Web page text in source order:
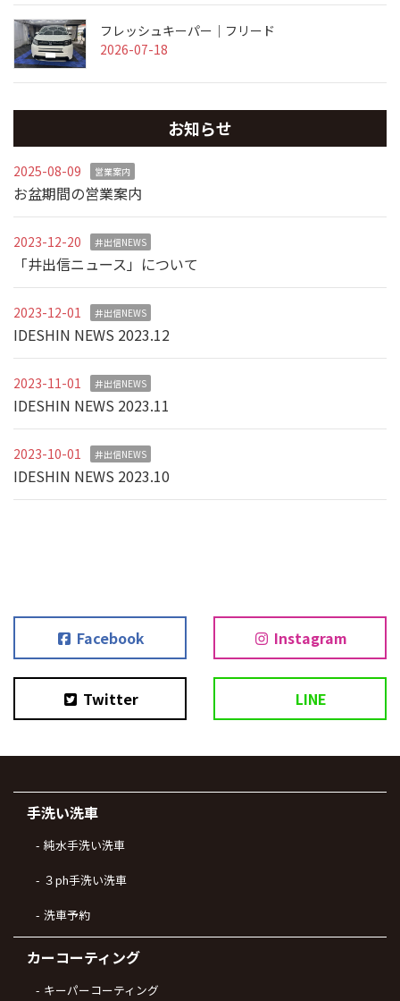
フレッシュキーパー｜フリード
2026-07-18
お知らせ
2025-08-09 営業案内
お盆期間の営業案内
2023-12-20 井出信NEWS
「井出信ニュース」について
2023-12-01 井出信NEWS
IDESHIN NEWS 2023.12
2023-11-01 井出信NEWS
IDESHIN NEWS 2023.11
2023-10-01 井出信NEWS
IDESHIN NEWS 2023.10
Facebook Instagram
Twitter LINE
手洗い洗車
純水手洗い洗車
３ph手洗い洗車
洗車予約
カーコーティング
キーパーコーティング